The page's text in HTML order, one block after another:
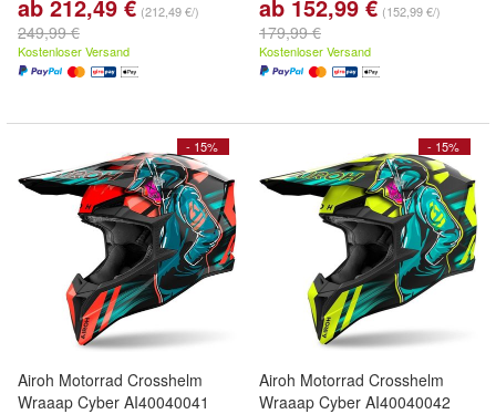
ab 212,49 € (212,49 €/)
249,99 €
Kostenloser Versand
ab 152,99 € (152,99 €/)
179,99 €
Kostenloser Versand
- 15%
Airoh Motorrad Crosshelm
Wraaap Cyber AI40040041
- 15%
Airoh Motorrad Crosshelm
Wraaap Cyber AI40040042